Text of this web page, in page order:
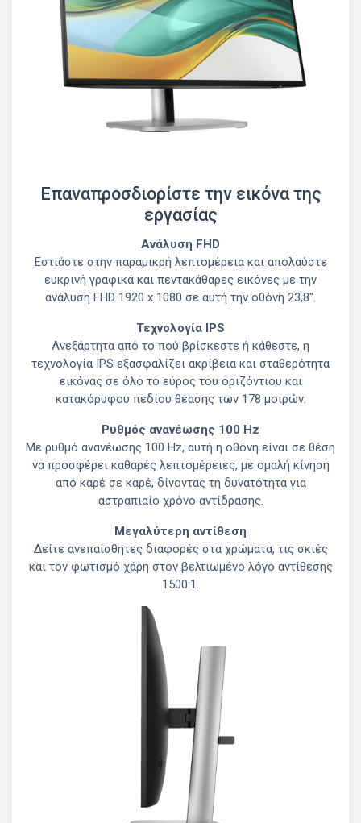
Επαναπροσδιορίστε την εικόνα της
εργασίας
Ανάλυση FHD
Εστιάστε στην παραμικρή λεπτομέρεια και απολαύστε
ευκρινή γραφικά και πεντακάθαρες εικόνες με την
ανάλυση FHD 1920 x 1080 σε αυτή την οθόνη 23,8".
Τεχνολογία IPS
Ανεξάρτητα από το πού βρίσκεστε ή κάθεστε, η
τεχνολογία IPS εξασφαλίζει ακρίβεια και σταθερότητα
εικόνας σε όλο το εύρος του οριζόντιου και
κατακόρυφου πεδίου θέασης των 178 μοιρών.
Ρυθμός ανανέωσης 100 Hz
Με ρυθμό ανανέωσης 100 Hz, αυτή η οθόνη είναι σε θέση
να προσφέρει καθαρές λεπτομέρειες, με ομαλή κίνηση
από καρέ σε καρέ, δίνοντας τη δυνατότητα για
αστραπιαίο χρόνο αντίδρασης.
Μεγαλύτερη αντίθεση
Δείτε ανεπαίσθητες διαφορές στα χρώματα, τις σκιές
και τον φωτισμό χάρη στον βελτιωμένο λόγο αντίθεσης
1500:1.